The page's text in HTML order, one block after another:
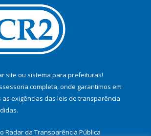
site ou sistema para prefeituras!
completa, onde garantimos em
exigências das leis de transparência
Radar da Transparência Pública